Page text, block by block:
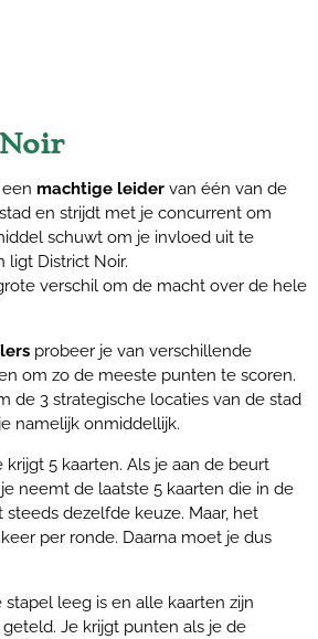
machtige leider van één van de
en strijdt met je concurrent om
schuwt om je invloed uit te
ligt District Noir.
verschil om de macht over de hele
probeer je van verschillende
om zo de meeste punten te scoren.
de 3 strategische locaties van de stad
namelijk onmiddellijk.
5 kaarten. Als je aan de beurt
neemt de laatste 5 kaarten die in de
dezelfde keuze. Maar, het
per ronde. Daarna moet je dus
leeg is en alle kaarten zijn
Je krijgt punten als je de